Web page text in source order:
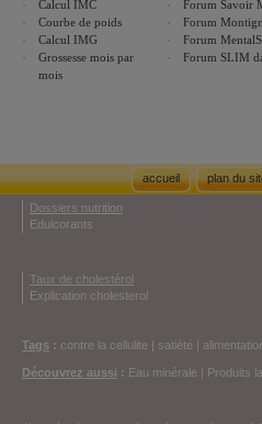
Calcul IMC
Courbe de poids
Calcul IMG
Grossesse mois par
mois
Forum Savoir
Forum
Forum
Forum SLIM
accueil plan du
Dossiers nutrition
Edulcorants
Taux de cholestérol
Explication cholesterol
Tags : contre la cellulite | satiété |
Découvrez aussi : Eau minérale | Produits